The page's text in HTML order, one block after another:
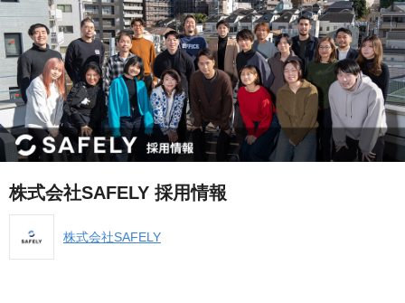
株式会社SAFELY 採用情報
株式会社SAFELY